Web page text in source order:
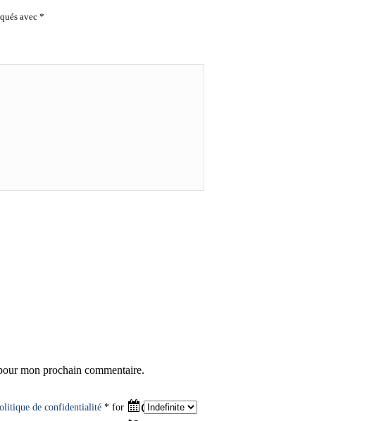
avec *
mon prochain commentaire.
de confidentialité * for
Click